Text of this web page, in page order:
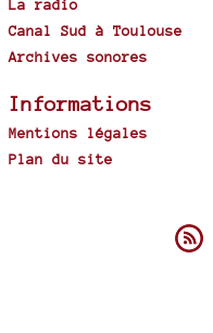
La radio
Canal Sud à Toulouse
Archives sonores
Informations
Mentions légales
Plan du site